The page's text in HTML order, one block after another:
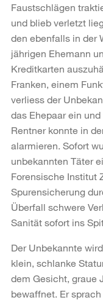
Faustschlägen
und blieb verletzt
den ebenfalls in der
jährigen Ehemann
Kreditkarten
Franken, einem
verliess der
das Ehepaar ein
Rentner konnte in
alarmieren. Sofort
unbekannten Täter
Forensische Institut
Spurensicherung
Überfall schwere
Sanität sofort ins
Der Unbekannte
klein, schlanke
dem Gesicht, graue
bewaffnet. Er